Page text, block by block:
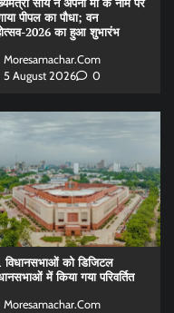
साय ने अपनी माँ के नाम पर
पीपल का पौधा; वन
2026 का हुआ शुभारंभ
Moresamachar.com
5 August 2026
0
विधानसभाओं को डिजिटल
में किया गया परिवर्तित
Moresamachar.com